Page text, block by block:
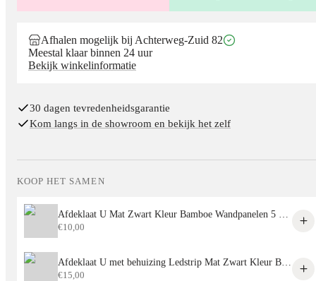
Afhalen mogelijk bij Achterweg-Zuid 82
Meestal klaar binnen 24 uur
Bekijk winkelinformatie
30 dagen tevredenheidsgarantie
Kom langs in de showroom en bekijk het zelf
KOOP HET SAMEN
€10,00
€15,00